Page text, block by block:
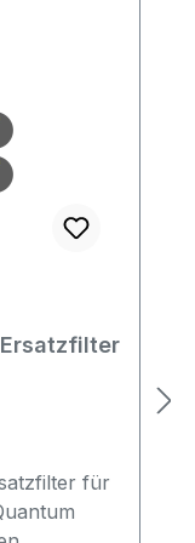
Wechsel
oder
für